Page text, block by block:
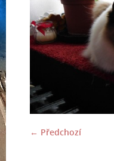
← Předchozí